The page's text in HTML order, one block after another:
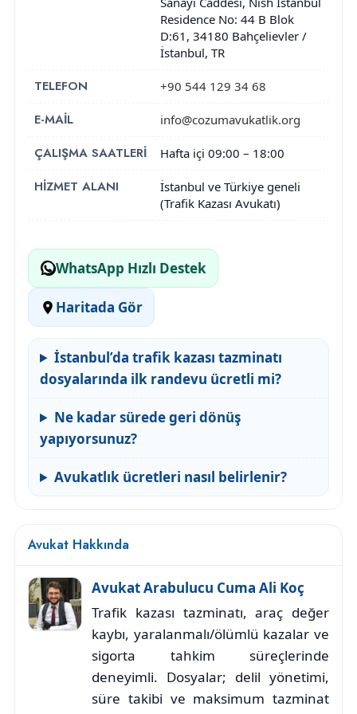
Residence No: 44 B Blok
D:61 , 34180 Bahçelievler/
İstanbul, TR
TELEFON +90 544 129 34 68
E-MAIL info@cozumavukatlik.org
ÇALIŞMA SAATLERI Hafta içi 09:00 – 18:00
HIZMET ALANI
İstanbul ve Türkiye geneli
(Trafik Kazası Avukatı)
WhatsApp Hızlı Destek
Haritada Gör
İstanbul’da trafik kazası tazminatı
dosyalarında ilk randevu ücretli mi?
Ne kadar sürede geri dönüş
yapıyorsunuz?
Avukatlık ücretleri nasıl belirlenir?
Avukat Hakkında
Avukat Arabulucu Cuma Ali Koç
Trafik kazası tazminatı, araç değer
kaybı, yaralanmalı/ölümlü kazalar ve
sigorta tahkim süreçlerinde
deneyimli. Dosyalar; delil yönetimi,
süre takibi ve maksimum tazminat